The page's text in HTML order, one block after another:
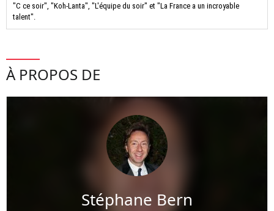
"C ce soir", "Koh-Lanta", "L'équipe du soir" et "La France a un incroyable
talent".
À PROPOS DE
Stéphane Bern